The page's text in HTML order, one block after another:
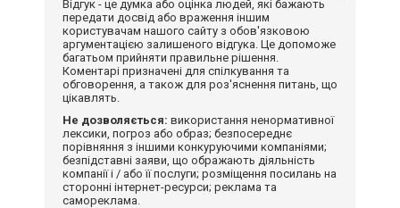
Відгук - це думка або оцінка людей, які бажають
передати досвід або враження іншим
користувачам нашого сайту з обов'язковою
аргументацією залишеного відгука. Це допоможе
багатьом прийняти правильне рішення.
Коментарі призначені для спілкування та
обговорення, а також для роз'яснення питань, що
цікавлять.
Не дозволяється: використання ненормативної
лексики, погроз або образ; безпосереднє
порівняння з іншими конкуруючими компаніями;
безпідставні заяви, що ображають діяльність
компанії і / або її послуги; розміщення посилань на
сторонні інтернет-ресурси; реклама та
самореклама.